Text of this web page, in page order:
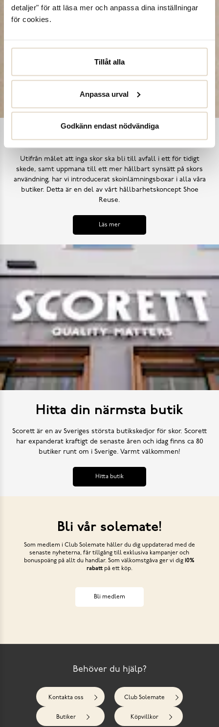
detaljer" för att läsa mer och anpassa dina inställningar
för cookies.
Tillåt alla
Anpassa urval
Godkänn endast nödvändiga
Shoe Reuse
Utifrån målet att inga skor ska bli till avfall i ett för tidigt
skede, samt uppmana till ett mer hållbart synsätt på skors
användning, har vi introducerat skoinlämningsboxar i alla våra
butiker. Detta är en del av vårt hållbarhetskoncept Shoe
Reuse.
Läs mer
Hitta din närmsta butik
Scorett är en av Sveriges största butikskedjor för skor. Scorett
har expanderat kraftigt de senaste åren och idag finns ca 80
butiker runt om i Sverige. Varmt välkommen!
Hitta butik
Bli vår solemate!
Som medlem i Club Solemate håller du dig uppdaterad med de
senaste nyheterna, får tillgång till exklusiva kampanjer och
bonuspoäng på allt du handlar. Som välkomstgåva ger vi dig 10%
rabattpå ett köp.
Bli medlem
Behöver du hjälp?
Kontakta oss Club Solemate
Butiker Köpvillkor